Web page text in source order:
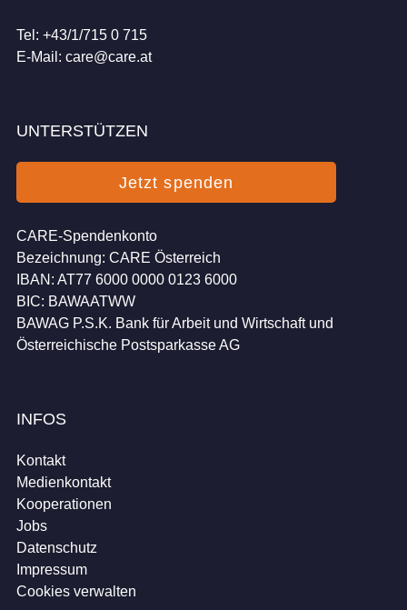
Tel: +43/1/715 0 715
E-Mail: care@care.at
UNTERSTÜTZEN
Jetzt spenden
CARE-Spendenkonto
Bezeichnung: CARE Österreich
IBAN: AT77 6000 0000 0123 6000
BIC: BAWAATWW
BAWAG P.S.K. Bank für Arbeit und Wirtschaft und
Österreichische Postsparkasse AG
INFOS
Kontakt
Medienkontakt
Kooperationen
Jobs
Datenschutz
Impressum
Cookies verwalten